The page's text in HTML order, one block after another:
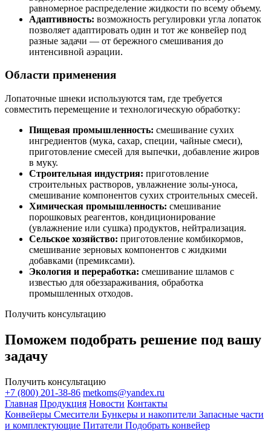
равномерное распределение жидкости по всему объему.
Адаптивность: возможность регулировки угла лопаток
позволяет адаптировать один и тот же конвейер под
разные задачи — от бережного смешивания до
интенсивной аэрации.
Области применения
Лопаточные шнеки используются там, где требуется
совместить перемещение и технологическую обработку:
Пищевая промышленность: смешивание сухих
ингредиентов (мука, сахар, специи, чайные смеси),
приготовление смесей для выпечки, добавление жиров
в муку.
Строительная индустрия: приготовление
строительных растворов, увлажнение золы-уноса,
смешивание компонентов сухих строительных смесей.
Химическая промышленность: смешивание
порошковых реагентов, кондиционирование
(увлажнение или сушка) продуктов, нейтрализация.
Сельское хозяйство: приготовление комбикормов,
смешивание зерновых компонентов с жидкими
добавками (премиксами).
Экология и переработка: смешивание шламов с
известью для обеззараживания, обработка
промышленных отходов.
Получить консультацию
Поможем подобрать решение под вашу
задачу
Получить консультацию
+7 (800) 201-38-86 metkoms@yandex.ru
Главная Продукция Новости Контакты
Конвейеры Смесители Бункеры и накопители Запасные части
и комплектующие Питатели Подобрать конвейер